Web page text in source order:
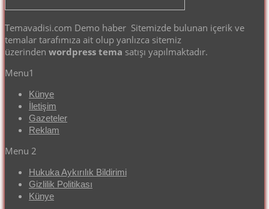
Temavadisi.com Demo haber Sitemizde bulunan içerik ve
temalar tarafımıza ait olup yanlızca sitemiz
üzerinden wordpress tema satışı yapılmaktadır.
Menu1
Künye
İletişim
Gazeteler
Reklam
Menu 2
Hukuka Aykırılık Bildirimi
Gizlilik Politikası
Künye